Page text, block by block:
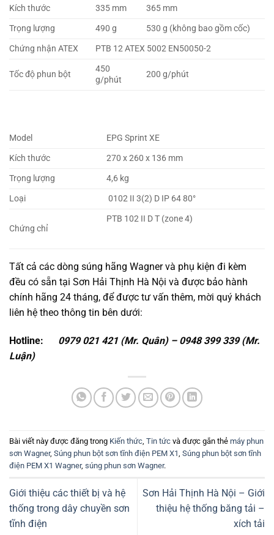
Kích thước
335 mm
365 mm
Trọng lượng
490 g
530 g (không bao gồm cốc)
Chứng nhận ATEX
PTB 12 ATEX 5002 EN50050-2
Tốc độ phun bột
450
g/phút
200 g/phút
Model
EPG Sprint XE
Kích thước
270 x 260 x 136 mm
Trọng lượng
4,6 kg
Loại
0102 II 3(2) D IP 64 80°
Chứng chỉ
PTB 102 II D T (zone 4)
Tất cả các dòng súng hãng Wagner và phụ kiện đi kèm
đều có sẵn tại Sơn Hải Thịnh Hà Nội và được bảo hành
chính hãng 24 tháng, để được tư vấn thêm, mời quý khách
liên hệ theo thông tin bên dưới:
Hotline: 0979 021 421 (Mr. Quân) – 0948 399 339 (Mr.
Luận)
Bài viết này được đăng trong Kiến thức Tin tức và được gắn thẻ máy phun
sơn Wagner, Súng phun bột sơn tĩnh điện PEM X1 Súng phun bột sơn tĩnh
điện PEM X1 Wagner, súng phun sơn Wagner.
Giới thiệu các thiết bị và hệ
thống trong dây chuyền sơn
tĩnh điện
Sơn Hải Thịnh Hà Nội – Giới
thiệu hệ thống băng tải –
xích tải